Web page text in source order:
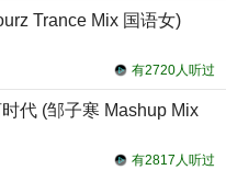
Trance Mix 国语女)
有2720人听过
代 (邹子寒 Mashup Mix
有2817人听过